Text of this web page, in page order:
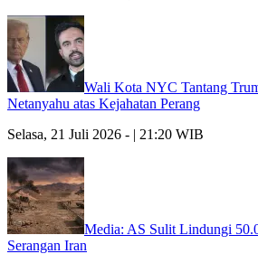
Wali Kota NYC Tantang
Netanyahu atas Kejahatan Perang
Selasa, 21 Juli 2026 - | 21:20 WIB
Media: AS Sulit Lindungi
Serangan Iran